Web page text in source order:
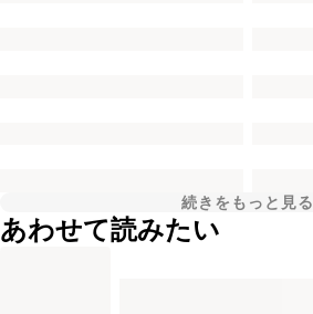
続きをもっと見る
あわせて読みたい